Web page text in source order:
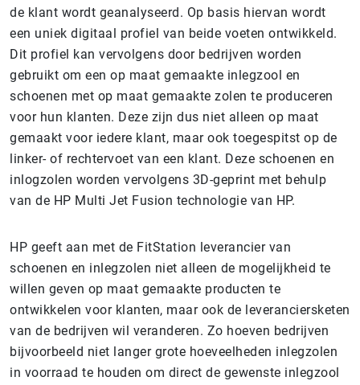
de klant wordt geanalyseerd. Op basis hiervan wordt
een uniek digitaal profiel van beide voeten ontwikkeld.
Dit profiel kan vervolgens door bedrijven worden
gebruikt om een op maat gemaakte inlegzool en
schoenen met op maat gemaakte zolen te produceren
voor hun klanten. Deze zijn dus niet alleen op maat
gemaakt voor iedere klant, maar ook toegespitst op de
linker- of rechtervoet van een klant. Deze schoenen en
inlogzolen worden vervolgens 3D-geprint met behulp
van de HP Multi Jet Fusion technologie van HP.
HP geeft aan met de FitStation leverancier van
schoenen en inlegzolen niet alleen de mogelijkheid te
willen geven op maat gemaakte producten te
ontwikkelen voor klanten, maar ook de leveranciersketen
van de bedrijven wil veranderen. Zo hoeven bedrijven
bijvoorbeeld niet langer grote hoeveelheden inlegzolen
in voorraad te houden om direct de gewenste inlegzool